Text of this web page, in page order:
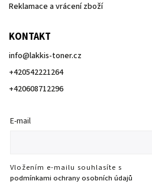
Reklamace a vrácení zboží
KONTAKT
info@lakkis-toner.cz
+420542221264
+420608712296
E-mail
Vložením e-mailu souhlasíte s
podmínkami ochrany osobních údajů